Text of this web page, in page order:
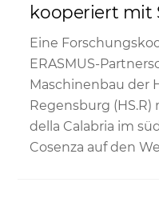
kooperiert mit
Eine
ERASMUS-
Maschinenbau der
Regensburg
della Calabria im
Cosenza auf den